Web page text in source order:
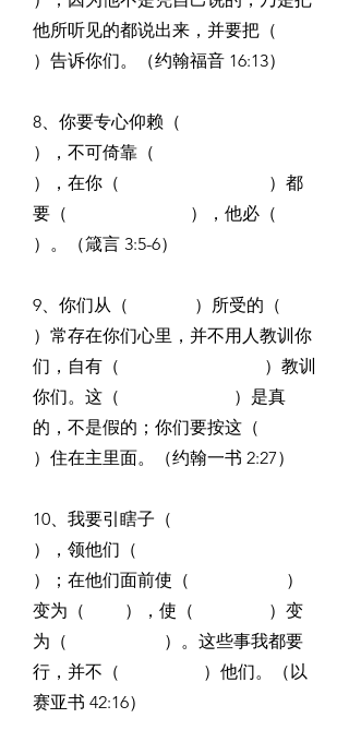
他所听见的都说出来，并要把（
）告诉你们。（约翰福音 16:13）
8、你要专心仰赖（
），不可倚靠（
），在你（                                  ）都
要（                            ），他必（
）。（箴言 3:5-6）
9、你们从（               ）所受的（
）常存在你们心里，并不用人教训你
们，自有（                                 ）教训
你们。这（                          ）是真
的，不是假的；你们要按这（
）住在主里面。（约翰一书 2:27）
10、我要引瞎子（
），领他们（
）；在他们面前使（                      ）
变为（         ），使（                 ）变
为（                      ）。这些事我都要
行，并不（                   ）他们。（以
赛亚书 42:16）